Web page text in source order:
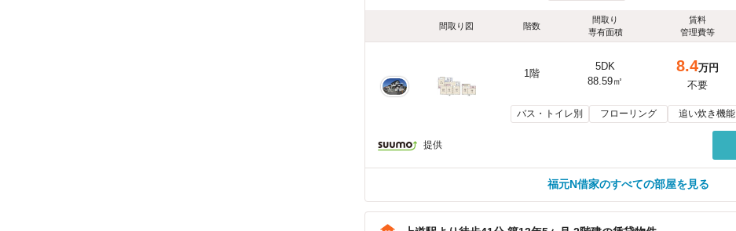
間取り図 階数
間取り
専有面積
賃料
管理費等
1階
5DK
88.59㎡
8.4万円
不要
バス・トイレ別 フローリング 追い炊き機能
提供
福元N借家のすべての部屋を見る